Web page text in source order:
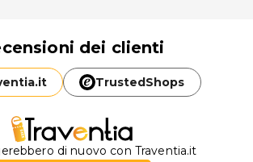
dei clienti
it TrustedShops
di nuovo con Traventia.it